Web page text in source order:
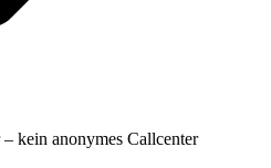
kein anonymes Callcenter